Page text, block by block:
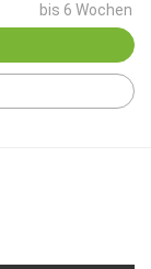
bis 6 Wochen